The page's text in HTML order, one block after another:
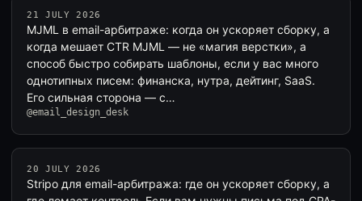
21 JULY 2026
MJML в email-арбитраже: когда он ускоряет сборку, а
когда мешает CTR MJML — не «магия верстки», а
способ быстро собирать шаблоны, если у вас много
однотипных писем: финанска, нутра, дейтинг, SaaS.
Его сильная сторона — с…
@email_design_desk
20 JULY 2026
Stripo для email-арбитража: где он ускоряет сборку, а